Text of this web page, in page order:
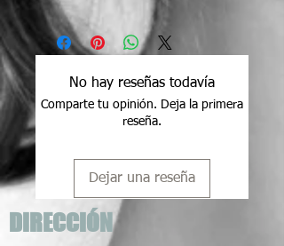
No hay reseñas todavía
Comparte tu opinión. Deja la primera
reseña.
Dejar una reseña
DIRECCIÓN